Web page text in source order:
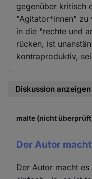
gegenüber kritisch
"Agitator*innen" zu
in die "rechte und
rücken, ist
kontraproduktiv,
Diskussion anzeigen
malte (nicht
Der Autor
Der Autor macht